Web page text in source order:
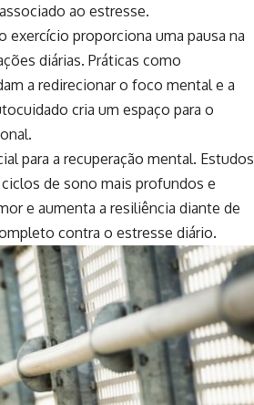
ao estresse.
exercício proporciona uma pausa na
diárias. Práticas como
a redirecionar o foco mental e a
cria um espaço para o
para a recuperação mental. Estudos
de sono mais profundos e
e aumenta a resiliência diante de
contra o estresse diário.